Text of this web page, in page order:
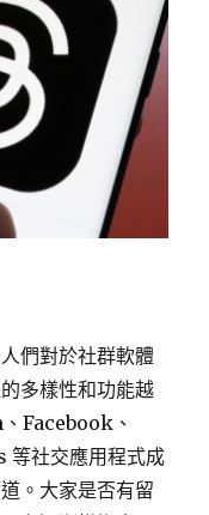
們對於社群軟體
多樣性和功能越
Facebook、
社交應用程式成
。大家是否有留